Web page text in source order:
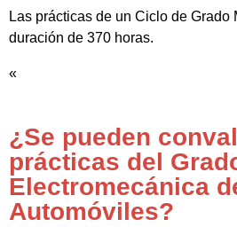
Las prácticas de un Ciclo de Grado
duración de 370 horas.
«
¿Se pueden
prácticas del
Electromecánica
Automóviles?